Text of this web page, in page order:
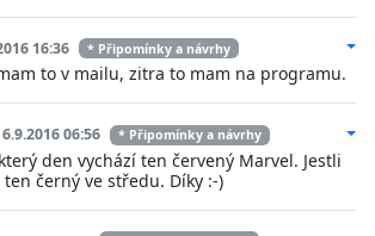
16:36 * Připomínky a návrhy
to v mailu, zitra to mam na programu.
6.9.2016 06:56 * Připomínky a návrhy
den vychází ten červený Marvel. Jestli
ten černý ve středu. Díky :-)